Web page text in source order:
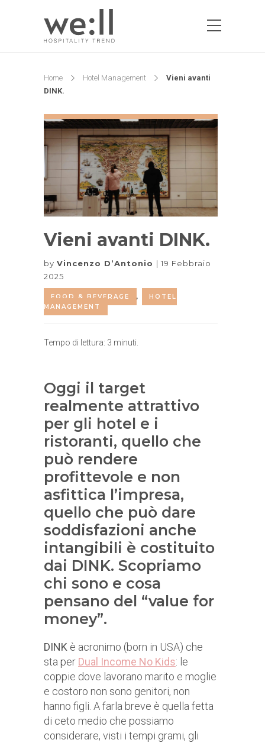
Home Hotel Management
Vieni avanti
DINK.
Vieni avanti DINK.
by Vincenzo D’Antonio
19 Febbraio
2025
FOOD & BEVERAGE ,
HOTEL
MANAGEMENT
Tempo di lettura: 3 minuti.
Oggi il target
realmente attrattivo
per gli hotel e i
ristoranti, quello che
può rendere
profittevole e non
asfittica l’impresa,
quello che può dare
soddisfazioni anche
intangibili è costituito
dai DINK. Scopriamo
chi sono e cosa
pensano del “value for
money”.
DINK è acronimo (born in USA) che
sta per Dual Income No Kids: le
coppie dove lavorano marito e moglie
e costoro non sono genitori, non
hanno figli. A farla breve è quella fetta
di ceto medio che possiamo
considerare, visti i tempi grami, gli